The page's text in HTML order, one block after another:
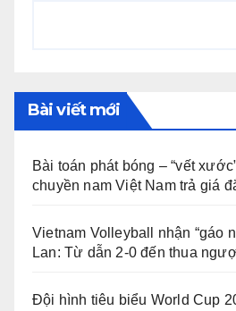
Bài viết mới
Bài toán phát bóng – “vết
chuyền nam Việt Nam trả giá
Vietnam Volleyball nhận “gáo
Lan: Từ dẫn 2-0 đến thua
Đội hình tiêu biểu World Cup